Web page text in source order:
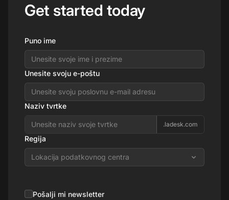
Get started today
Puno ime
Unesite svoju e-poštu
Naziv tvrtke
.ladesk.com
Regija
Lokacija podatkovnog centra
Pošalji mi newsletter